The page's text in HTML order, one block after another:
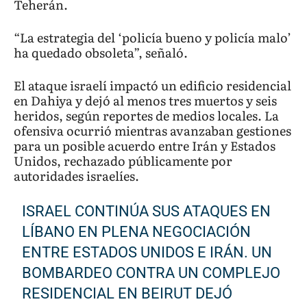
Teherán.
“La estrategia del ‘policía bueno y policía malo’
ha quedado obsoleta”, señaló.
El ataque israelí impactó un edificio residencial
en Dahiya y dejó al menos tres muertos y seis
heridos, según reportes de medios locales. La
ofensiva ocurrió mientras avanzaban gestiones
para un posible acuerdo entre Irán y Estados
Unidos, rechazado públicamente por
autoridades israelíes.
ISRAEL CONTINÚA SUS ATAQUES EN
LÍBANO EN PLENA NEGOCIACIÓN
ENTRE ESTADOS UNIDOS E IRÁN. UN
BOMBARDEO CONTRA UN COMPLEJO
RESIDENCIAL EN BEIRUT DEJÓ